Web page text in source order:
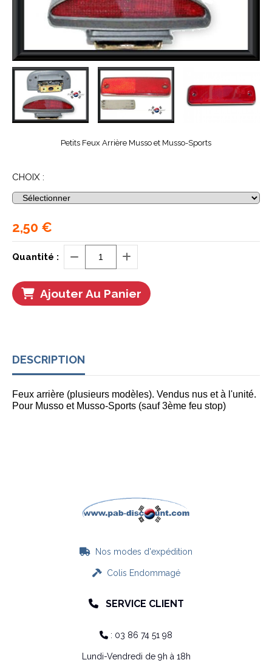
Petits Feux Arrière Musso et Musso-Sports
CHOIX :
2,50 €
Quantité :
Ajouter Au Panier
DESCRIPTION
Feux arrière (plusieurs modèles). Vendus nus et à l'unité.
Pour Musso et Musso-Sports (sauf 3ème feu stop)
 Nos modes d'expédition
Colis Endommagé
 SERVICE CLIENT
 : 03 86 74 51 98
Lundi-Vendredi de 9h à 18h